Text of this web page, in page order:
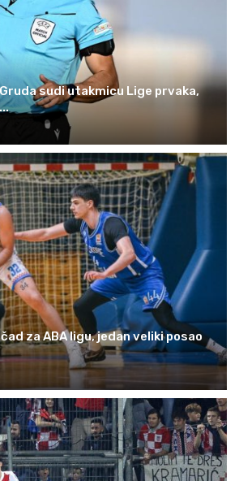
sudi utakmicu Lige prvaka,
za ABA ligu, jedan veliki posao